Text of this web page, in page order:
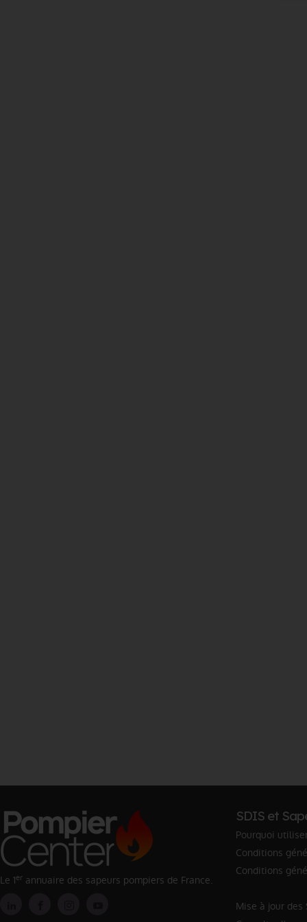
Le 1er annuaire des sapeurs pompiers de France.
SDIS et
Pourquoi
Conditions
Conditions
Mise à jour des